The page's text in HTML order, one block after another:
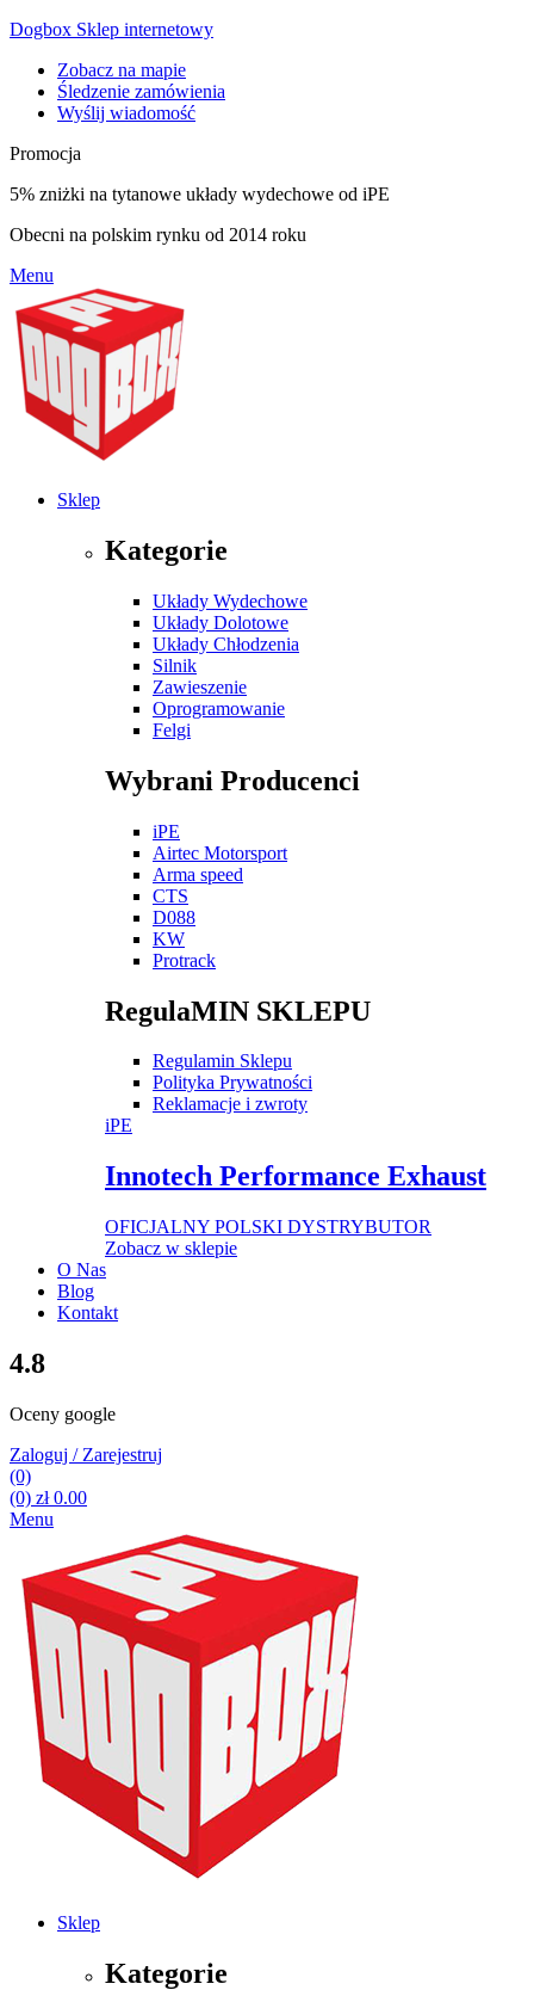
Dogbox Sklep internetowy
Zobacz na mapie
Śledzenie zamówienia
Wyślij wiadomość
Promocja
5% zniżki na tytanowe układy wydechowe od iPE
Obecni na polskim rynku od 2014 roku
Menu
Sklep
Kategorie
Układy Wydechowe
Układy Dolotowe
Układy Chłodzenia
Silnik
Zawieszenie
Oprogramowanie
Felgi
Wybrani Producenci
iPE
Airtec Motorsport
Arma speed
CTS
D088
KW
Protrack
RegulaMIN SKLEPU
Regulamin Sklepu
Polityka Prywatności
Reklamacje i zwroty
iPE
Innotech Performance Exhaust
OFICJALNY POLSKI DYSTRYBUTOR
Zobacz w sklepie
O Nas
Blog
Kontakt
4.8
Oceny google
Zaloguj / Zarejestruj
(0)
(0) zł0.00
Menu
Sklep
Kategorie